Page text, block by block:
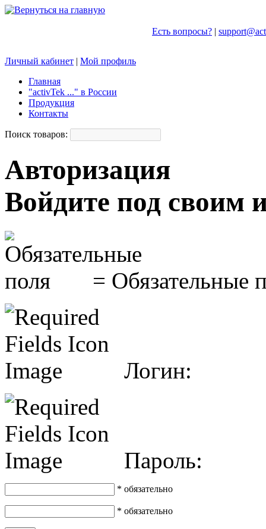
Есть вопросы? |
Личный кабинет | Мой профиль
Главная
"activTek ..." в России
Продукция
Контакты
Поиск товаров:
Авторизация
Войдите под своим
= Обязательные
Логин:
Пароль:
* обязательно
* обязательно